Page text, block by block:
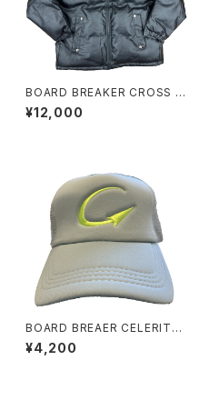
BOARD BREAKER CROSS S
TUDS PUFFER JACKET
¥12,000
BOARD BREAER CELERITY
TRUCKER CAP GRAY LIME
GEEN
¥4,200